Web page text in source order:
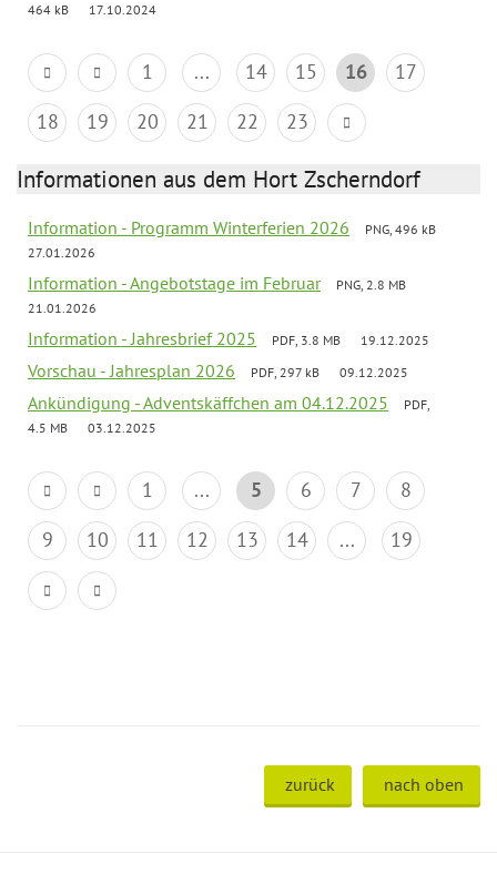
464 kB
17.10.2024
1 ... 14 15 16
17
18
19 20 21 22 23
Informationen aus dem Hort Zscherndorf
Information - Programm Winterferien 2026
PNG, 496 kB
27.01.2026
Information - Angebotstage im Februar
PNG, 2.8 MB
21.01.2026
Information - Jahresbrief 2025 PDF, 3.8 MB 19.12.2025
Vorschau - Jahresplan 2026 PDF, 297 kB 09.12.2025
Ankündigung - Adventskäffchen am 04.12.2025
PDF,
4.5 MB
03.12.2025
1 ... 5 6 7
8
9
10 11 12 13 14 ... 19
zurück nach oben